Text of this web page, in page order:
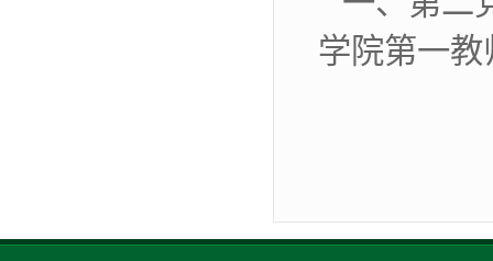
学院第一